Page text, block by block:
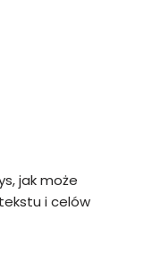
jak może
i celów